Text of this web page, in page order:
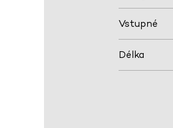
Vstupné
Délka